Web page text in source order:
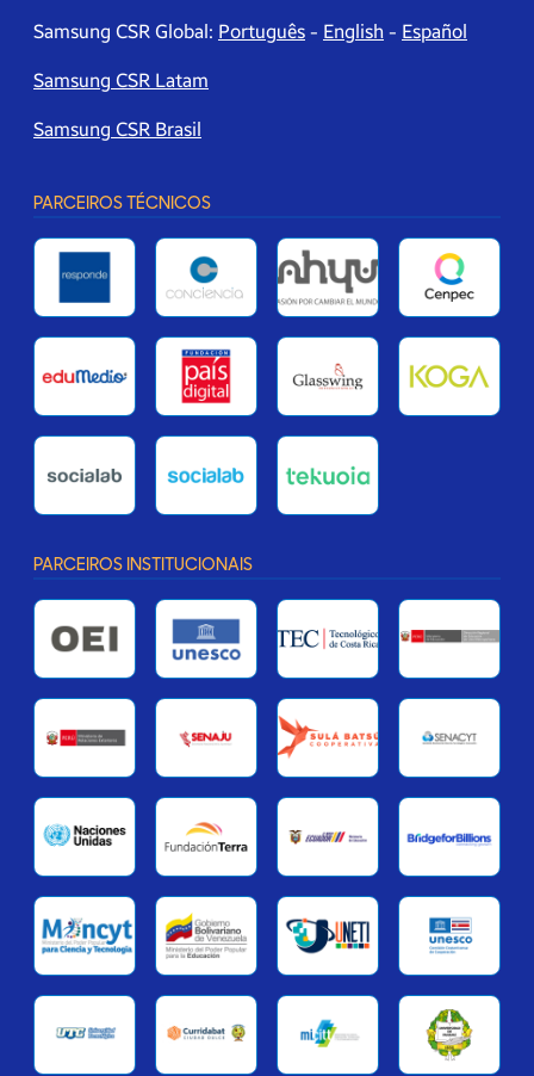
Samsung CSR Global: Português - English - Español
Samsung CSR Latam
Samsung CSR Brasil
PARCEIROS TÉCNICOS
PARCEIROS INSTITUCIONAIS